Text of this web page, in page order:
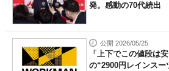
建設×テクノロジーの最前線
ちょっと気になるネットの話題
発。感動の70代続出
公開 2026/05/25
「上下でこの値段は
の“2900円レインス